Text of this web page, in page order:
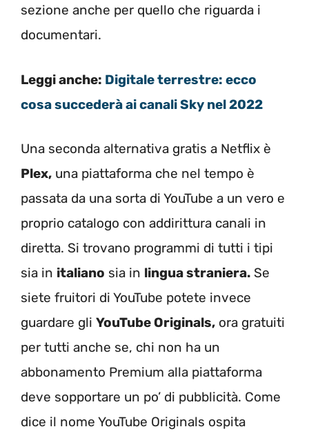
sezione anche per quello che riguarda i
documentari.
Leggi anche: Digitale terrestre: ecco
cosa succederà ai canali Sky nel 2022
Una seconda alternativa gratis a Netflix è
Plex, una piattaforma che nel tempo è
passata da una sorta di YouTube a un vero e
proprio catalogo con addirittura canali in
diretta. Si trovano programmi di tutti i tipi
sia in italiano sia in lingua straniera. Se
siete fruitori di YouTube potete invece
guardare gli YouTube Originals, ora gratuiti
per tutti anche se, chi non ha un
abbonamento Premium alla piattaforma
deve sopportare un po’ di pubblicità. Come
dice il nome YouTube Originals ospita